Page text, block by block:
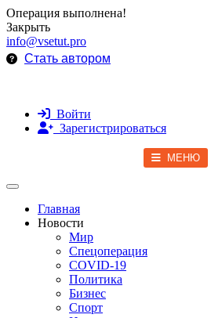
Операция выполнена!
Закрыть
info@vsetut.pro
Стать автором
Войти
Зарегистрироваться
МЕНЮ
Toggle navigation
Главная
Новости
Мир
Спецоперация
COVID-19
Политика
Бизнес
Спорт